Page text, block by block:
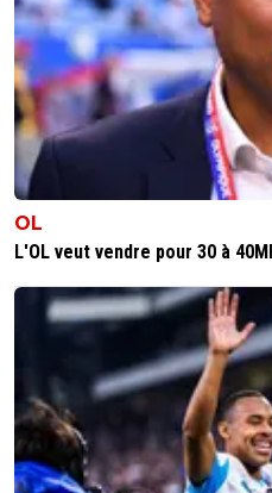
OL
L'OL veut vendre pour 30 à